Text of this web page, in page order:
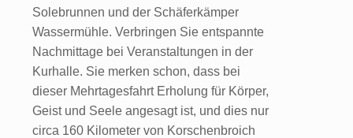
Solebrunnen und der Schäferkämper
Wassermühle. Verbringen Sie entspannte
Nachmittage bei Veranstaltungen in der
Kurhalle. Sie merken schon, dass bei
dieser Mehrtagesfahrt Erholung für Körper,
Geist und Seele angesagt ist, und dies nur
circa 160 Kilometer von Korschenbroich